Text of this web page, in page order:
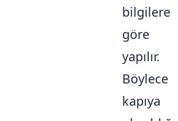
bilgilere
göre
yapılır.
Böylece
kapıya